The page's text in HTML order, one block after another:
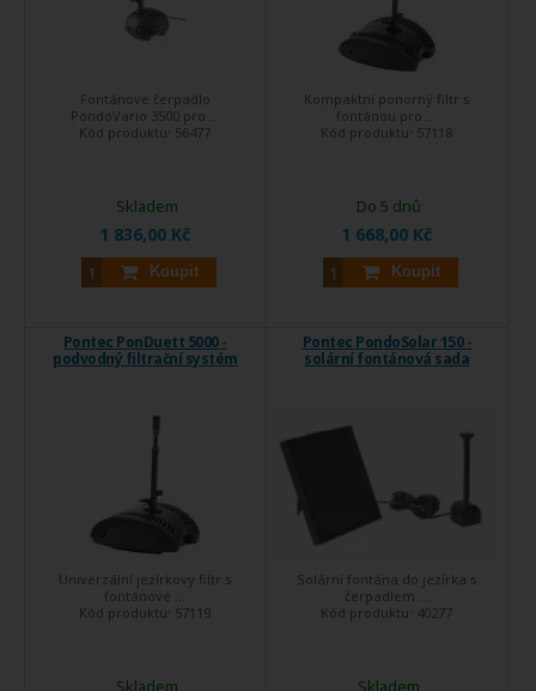
Fontánove čerpadlo
PondoVario 3500 pro ...
Kód produktu: 56477
1 836,00 Kč
Koupit
Skladem
Kompaktní ponorný filtr s
fontánou pro ...
Kód produktu: 57118
1 668,00 Kč
Koupit
Do 5 dnů
Pontec PonDuett 5000 -
podvodný filtrační systém
Univerzální jezírkový filtr s
fontánové ...
Kód produktu: 57119
Skladem
Pontec PondoSolar 150 -
solární fontánová sada
Solární fontána do jezírka s
čerpadlem ...
Kód produktu: 40277
Skladem